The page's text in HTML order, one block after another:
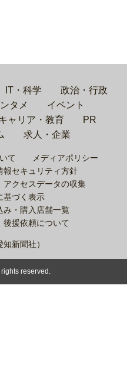
IT・科学
政治・行政
タメ
イベント
ャリア・教育
PR
求人・企業
て
メディアポリシー
報セキュリティ方針
アクセスデータの収集
基づく表示
み・購入店舗一覧
後援依頼について
新聞社）
reserved.